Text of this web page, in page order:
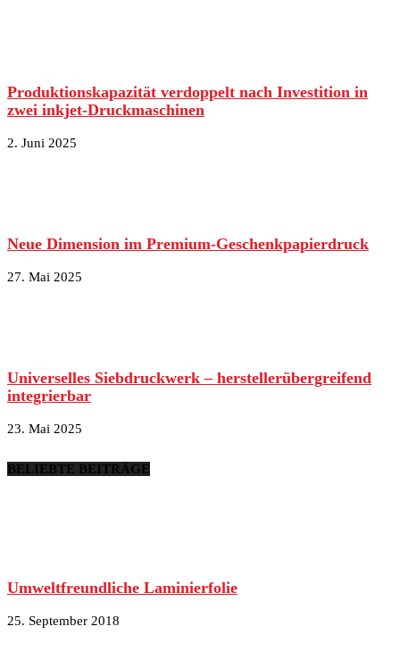
Produktionskapazität verdoppelt nach Investition in
zwei inkjet-Druckmaschinen
2. Juni 2025
Neue Dimension im Premium-Geschenkpapierdruck
27. Mai 2025
Universelles Siebdruckwerk – herstellerübergreifend
integrierbar
23. Mai 2025
BELIEBTE BEITRÄGE
Umweltfreundliche Laminierfolie
25. September 2018